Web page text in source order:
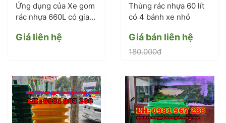
Ứng dụng của Xe gom
rác nhựa 660L có gia
trường
Giá liên hệ
Thùng rác nhựa 60 lít
có 4 bánh xe nhỏ
Giá bán liên hệ
180.000đ